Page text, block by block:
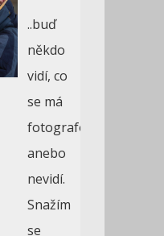
..buď
někdo
vidí, co
se má
fotografovat,
anebo
nevidí.
Snažím
se